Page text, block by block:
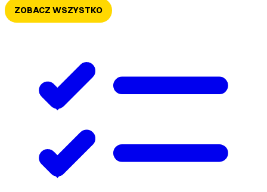
ZOBACZ WSZYSTKO